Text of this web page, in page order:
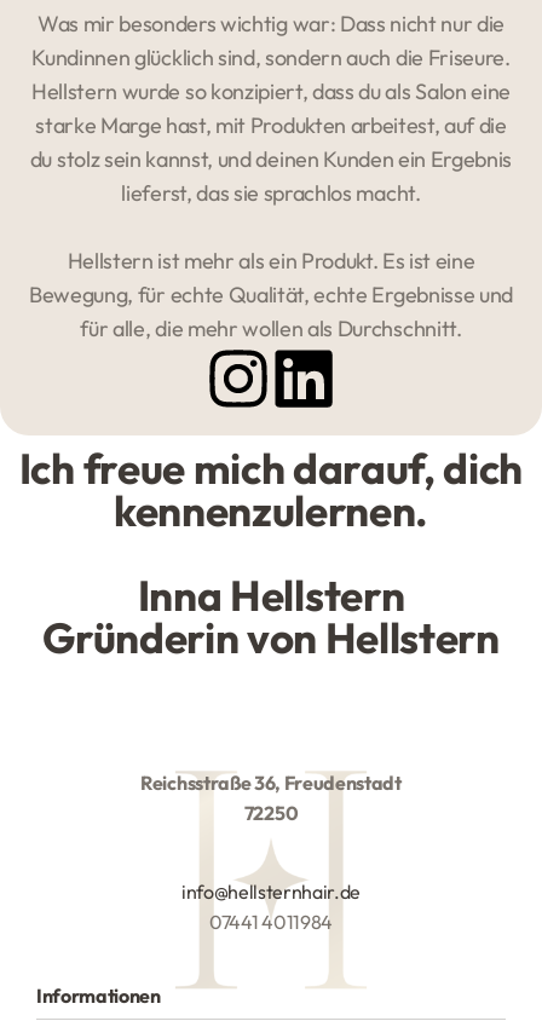
Was mir besonders wichtig war: Dass nicht nur die
Kundinnen glücklich sind, sondern auch die Friseure.
Hellstern wurde so konzipiert, dass du als Salon eine
starke Marge hast, mit Produkten arbeitest, auf die
du stolz sein kannst, und deinen Kunden ein Ergebnis
lieferst, das sie sprachlos macht.
Hellstern ist mehr als ein Produkt. Es ist eine
Bewegung, für echte Qualität, echte Ergebnisse und
für alle, die mehr wollen als Durchschnitt.
Ich freue mich darauf, dich
kennenzulernen.
Inna Hellstern
Gründerin von Hellstern
Reichsstraße 36, Freudenstadt
72250
info@hellsternhair.de
07441 4011984
Informationen